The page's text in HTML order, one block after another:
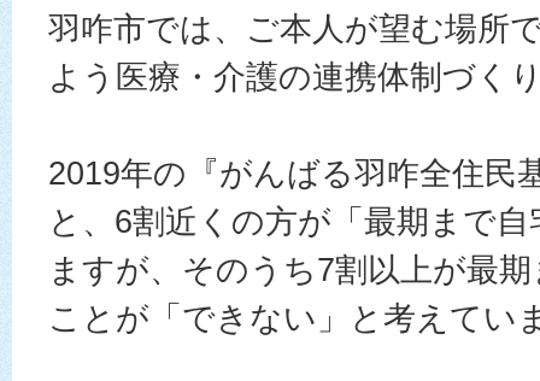
羽咋市では、ご本人が望む場所
よう医療・介護の連携体制づく
2019年の『がんばる羽咋全住民
と、6割近くの方が「最期まで
ますが、そのうち7割以上が最
ことが「できない」と考えてい